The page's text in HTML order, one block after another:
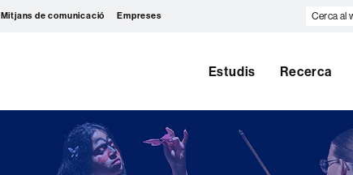
Mitjans de comunicació Empreses
Cerca
Estudis Recerca